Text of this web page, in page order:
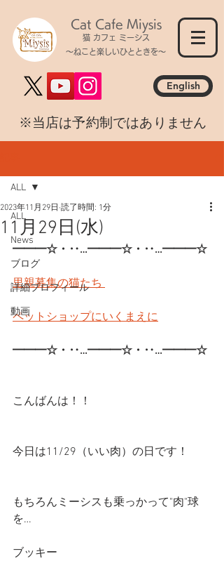
Cat Cafe Miysis
猫 カフェ ミーシス
～ねこと楽しいひとときを～
English
​※当店は予約制ではありません
ALL
News
ブログ
詳細プロフィール
動画
ALL
11月29日(水)
2023年11月29日 読了時間: 1分
━━━☆・‥…━━━☆・‥…━━━☆
里親募集の猫たち
ペットショップにいくまえに
━━━☆・‥…━━━☆・‥…━━━☆
こんばんは！！
今日は11/29（いい肉）の日です！
もちろんミーシスも乗っかって"肉"球
を…
ブッキー